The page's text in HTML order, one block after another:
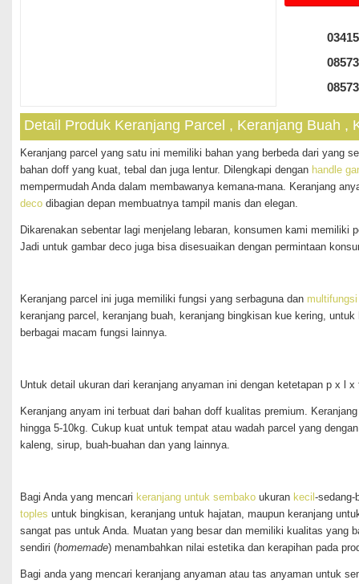
Detail Produk Keranjang Parcel , Keranjang Buah ,
Keranjang parcel yang satu ini memiliki bahan yang berbeda dari yang
bahan doff yang kuat, tebal dan juga lentur. Dilengkapi dengan handle
mempermudah Anda dalam membawanya kemana-mana. Keranjang
deco dibagian depan membuatnya tampil manis dan elegan.
Dikarenakan sebentar lagi menjelang lebaran, konsumen kami memiliki
Jadi untuk gambar deco juga bisa disesuaikan dengan permintaan
Keranjang parcel ini juga memiliki fungsi yang serbaguna dan multifungsi
keranjang parcel, keranjang buah, keranjang bingkisan kue kering,
berbagai macam fungsi lainnya.
Untuk detail ukuran dari keranjang anyaman ini dengan ketetapan p x l
Keranjang anyam ini terbuat dari bahan doff kualitas premium.
hingga 5-10kg. Cukup kuat untuk tempat atau wadah parcel yang
kaleng, sirup, buah-buahan dan yang lainnya.
Bagi Anda yang mencari keranjang untuk sembako ukuran kecil -sedang-
toples untuk bingkisan, keranjang untuk hajatan, maupun keranjang
sangat pas untuk Anda. Muatan yang besar dan memiliki kualitas yang
sendiri (homemade) menambahkan nilai estetika dan kerapihan pada
Bagi anda yang mencari keranjang anyaman atau tas anyaman untuk